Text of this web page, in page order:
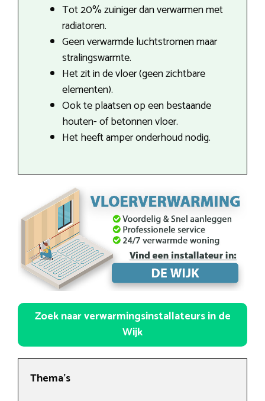
Tot 20% zuiniger dan verwarmen met
radiatoren.
Geen verwarmde luchtstromen maar
stralingswarmte.
Het zit in de vloer (geen zichtbare
elementen).
Ook te plaatsen op een bestaande
houten- of betonnen vloer.
Het heeft amper onderhoud nodig.
Zoek naar verwarmingsinstallateurs in de
Wijk
Thema’s